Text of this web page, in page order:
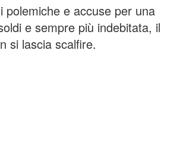
polemiche e accuse per una
e sempre più indebitata, il
si lascia scalfire.